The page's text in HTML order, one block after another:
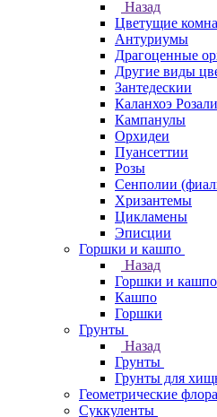
Назад
Цветущие
Антуриумы
Драгоценные
Другие виды
Зантедескии
Каланхоэ
Кампанулы
Орхидеи
Пуансеттии
Розы
Сенполии
Хризантемы
Цикламены
Эписции
Горшки и кашпо
Назад
Горшки и кашпо
Кашпо
Горшки
Грунты
Назад
Грунты
Грунты для
Геометрические
Суккуленты